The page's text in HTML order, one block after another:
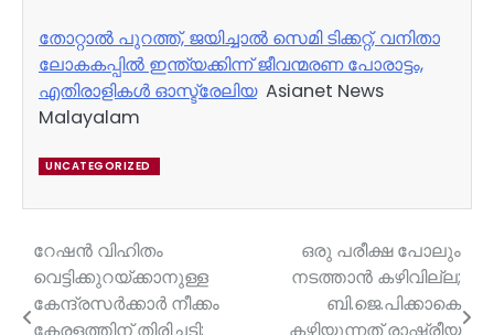
തോറ്റാല്‍ പുറത്ത്, ജയിച്ചാല്‍ സെമി ടിക്കറ്റ്, വനിതാ
ലോകകപ്പിൽ ഇന്ത്യക്കിന്ന് ജീവന്മരണ പോരാട്ടം,
എതിരാളികള്‍ ഓസ്ട്രേലിയAsianet News
Malayalam
UNCATEGORIZED
Post
navigation
റേഷൻ വിഹിതം
വെട്ടിക്കുറയ്ക്കാനുള്ള
കേന്ദ്രസർക്കാർ നീക്കം
കേരളത്തിന് തിരിച്ചടി;
ഒരു പരീക്ഷ പോലും
നടത്താന്‍ കഴിവില്ല;
ബി.ജെ.പിക്കാകെ
കഴിയുന്നത് രാഷ്ട്രീയ